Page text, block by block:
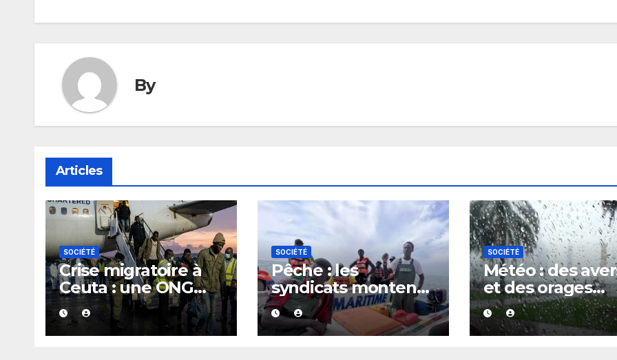
By
Articles
SOCIÉTÉ
Crise migratoire à
Ceuta : une ONG
marocaine met en
cause les
responsabilités de
SOCIÉTÉ
Pêche : les
syndicats montent
au créneau contre
les abus visant les
marins sénégalais
SOCIÉTÉ
Météo : des
et des orages
annoncés dans
plusieurs
cet après-midi